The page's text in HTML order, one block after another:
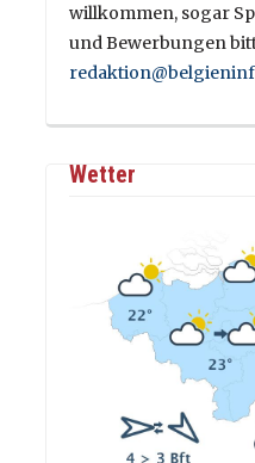
willkommen, sogar
und Bewerbungen
Wetter